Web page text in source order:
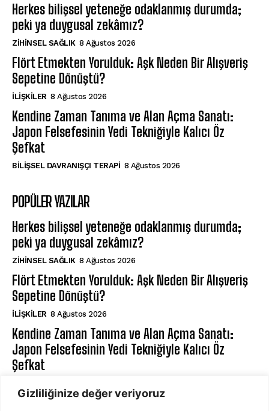
Gizliliğinize değer veriyoruz
Herkes bilişsel yeteneğe odaklanmış durumda;
peki ya duygusal zekâmız?
ZIHINSEL SAĞLIK 8 Ağustos 2026
Flört Etmekten Yorulduk: Aşk Neden Bir Alışveriş
Sepetine Dönüştü?
İLIŞKILER 8 Ağustos 2026
Kendine Zaman Tanıma ve Alan Açma Sanatı:
Japon Felsefesinin Yedi Tekniğiyle Kalıcı Öz
Şefkat
BILIŞSEL DAVRANIŞÇI TERAPI 8 Ağustos 2026
POPÜLER YAZILAR
Herkes bilişsel yeteneğe odaklanmış durumda;
peki ya duygusal zekâmız?
ZIHINSEL SAĞLIK 8 Ağustos 2026
Flört Etmekten Yorulduk: Aşk Neden Bir Alışveriş
Sepetine Dönüştü?
İLIŞKILER 8 Ağustos 2026
Kendine Zaman Tanıma ve Alan Açma Sanatı:
Japon Felsefesinin Yedi Tekniğiyle Kalıcı Öz
Şefkat